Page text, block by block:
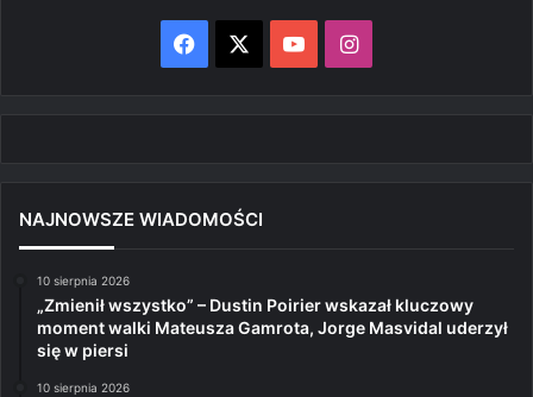
Facebook YouTubeInstagram
NAJNOWSZE WIADOMOŚCI
10 sierpnia 2026
„Zmienił wszystko” – Dustin Poirier wskazał kluczowy
moment walki Mateusza Gamrota, Jorge Masvidal uderzył
się w piersi
10 sierpnia 2026